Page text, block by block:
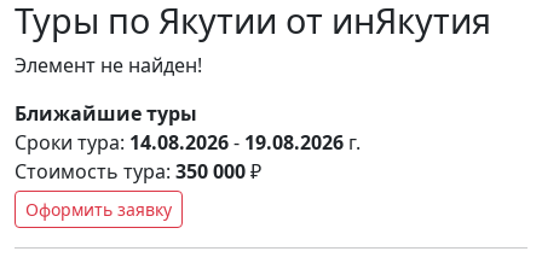
Туры по Якутии от инЯкутия
Элемент не найден!
Ближайшие туры
Сроки тура: 14.08.2026- 19.08.2026 г.
Стоимость тура: 350 000₽
Оформить заявку